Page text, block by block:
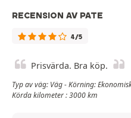
RECENSION AV PATE
4/5
Prisvärda. Bra köp.
Typ av väg: Väg - Körning:
Körda kilometer : 3000 km